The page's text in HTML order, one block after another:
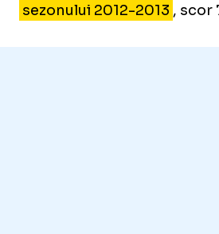
sezonului 2012-2013 , scor